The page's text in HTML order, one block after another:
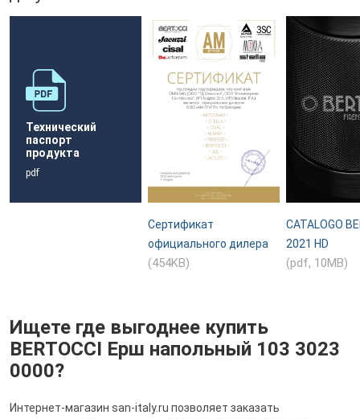
Технический
паспорт
продукта
pdf
Сертификат
официального дилера
(454KB)
CATALOGO
2021 HD
(pdf, 10MB)
Ищете где выгоднее купить
BERTOCCI Ерш напольный 103 3023
0000?
Интернет-магазин san-italy.ru позволяет заказать